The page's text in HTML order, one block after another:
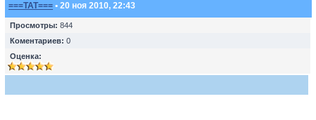
===TAT=== • 20 ноя 2010, 22:43
Просмотры: 844
Коментариев: 0
Оценка: